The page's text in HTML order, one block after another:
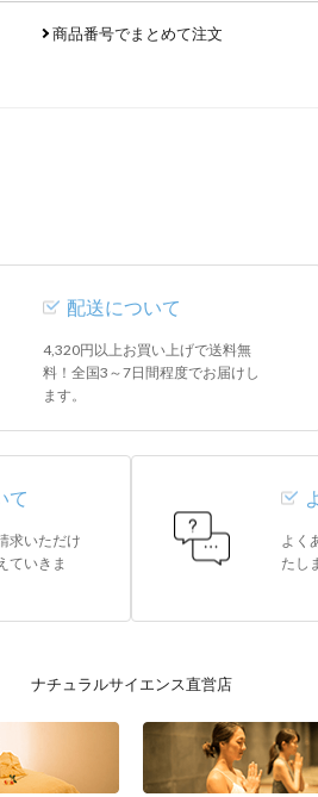
商品番号でまとめて注文
配送について
4,320円以上お買い上げで送料無
料！全国3～7日間程度でお届けし
ます。
て
求いただけ
ていきま
よく
たし
ナチュラルサイエンス直営店